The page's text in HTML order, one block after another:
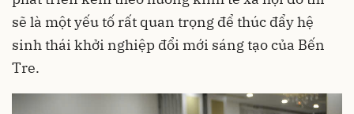
sẽ là một yếu tố rất quan trọng để thúc đẩy hệ
sinh thái khởi nghiệp đổi mới sáng tạo của Bến
Tre.